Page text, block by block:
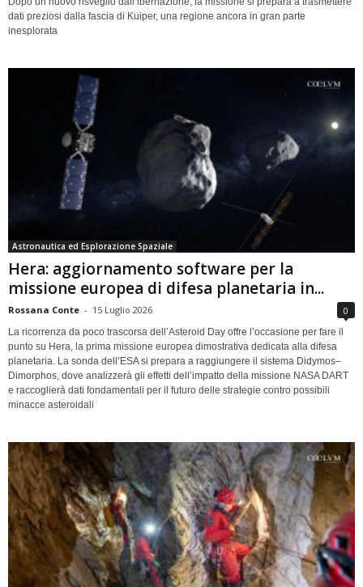
dati preziosi dalla fascia di Kuiper, una regione ancora in gran parte
inesplorata
Astronautica ed Esplorazione Spaziale
Hera: aggiornamento software per la
missione europea di difesa planetaria in...
Rossana Conte - 15 Luglio 2026 0
La ricorrenza da poco trascorsa dell’Asteroid Day offre l’occasione per fare il
punto su Hera, la prima missione europea dimostrativa dedicata alla difesa
planetaria. La sonda dell’ESA si prepara a raggiungere il sistema Didymos–
Dimorphos, dove analizzerà gli effetti dell’impatto della missione NASA DART
e raccoglierà dati fondamentali per il futuro delle strategie contro possibili
minacce asteroidali